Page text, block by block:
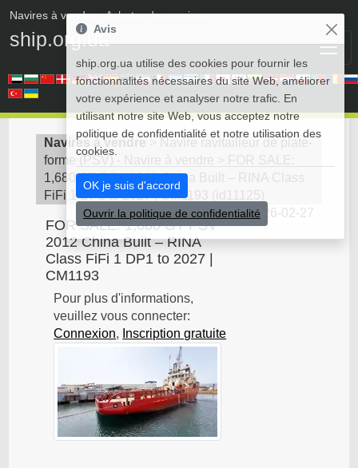
Navires à vendre• Acheter des navires
ship.org.ua
Navires à vendre
Navire ravitailleur de plate-
forme (PSV) - Navire à vendre
FOR SALE:
1,680 GT PSV 2012 China Built – RINA Class
FiFi 1 DP1 to 2027 | CM1193
id11125
2026-02-27
FOR SALE: 1,680 GT PSV
2012 China Built – RINA
Class FiFi 1 DP1 to 2027 |
CM1193
Pour plus d'informations,
veuillez vous connecter:
Connexion, Inscription gratuite
Avis
ship.org.ua utilise des cookies pour fournir les
fonctionnalités nécessaires du site Web, améliorer
votre expérience et analyser notre trafic. En
utilisant notre site Web, vous acceptez notre
politique de confidentialité et notre utilisation des
cookies.
OK je suis d'accord
Ouvrir la politique de confidentialité